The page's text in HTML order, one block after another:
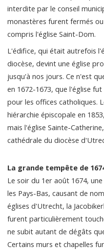
interdite par le conseil
monastères furent fermés
compris l'église Saint-Dom.
L'édifice, qui était autrefois
diocèse, devint une église
jusqu'à nos jours. Ce n'est
en 1672-1673, que l'église
pour les offices catholiques.
hiérarchie épiscopale en
mais l'église Sainte-
cathédrale du diocèse
La grande tempête de
Le soir du 1er août 1674,
les Pays-Bas, causant de
églises d'Utrecht, la
furent particulièrement
ne subit autant de dégâts
Certains murs et chapelles